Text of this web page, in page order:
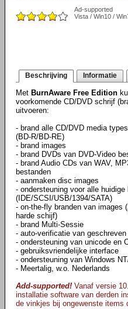
Ad-supported
Vista / Win10 /
Beschrijving Informatie
Met BurnAware Free Edition
voorkomende CD/DVD schrijf
uitvoeren:
- brand alle CD/DVD media
(BD-R/BD-RE)
- brand images
- brand DVDs van DVD-Video
- brand Audio CDs van WAV,
bestanden
- aanmaken disc images
- ondersteuning voor alle huidige
(IDE/SCSI/USB/1394/SATA)
- on-the-fly branden van images
harde schijf)
- brand Multi-Sessie
- auto-verificatie van
- ondersteuning van unicode en
- gebruiksvriendelijke interface
- ondersteuning van Windows
- Meertalig, w.o. Nederlands
Add-supported! Vanaf versie
installatie software van derden
de vinkjes bij ongewenste items